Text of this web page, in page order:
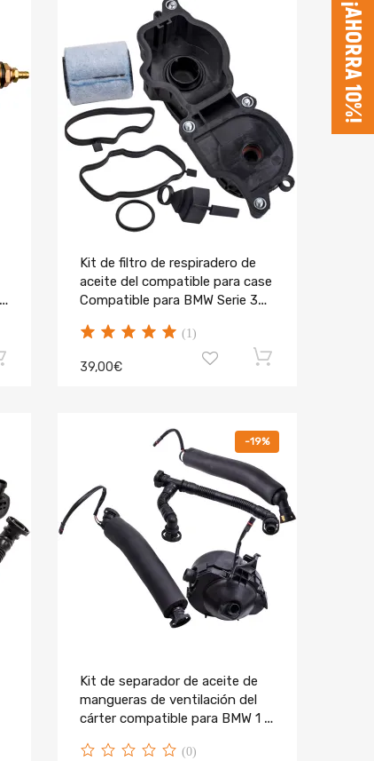
Kit de filtro de respiradero de
aceite del compatible para case
Compatible para BMW Serie 3
(1)
39,00€
-19%
Kit de separador de aceite de
mangueras de ventilación del
cárter compatible para BMW 1 3
(0)
¡AHORRA 10%!